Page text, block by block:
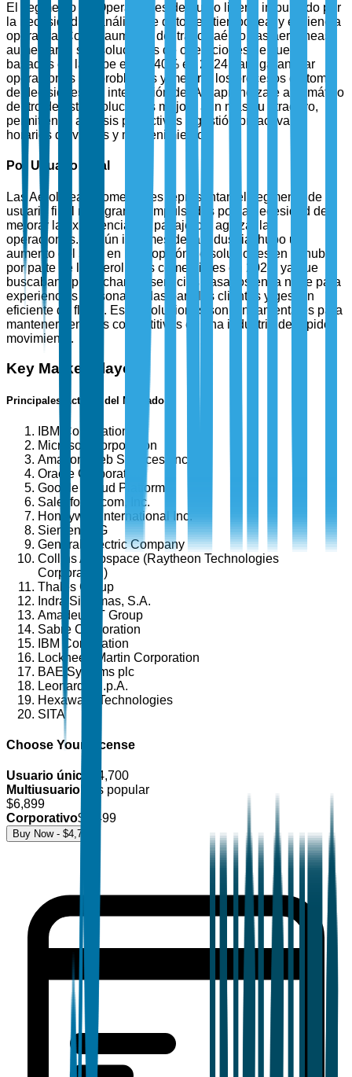
El segmento de Operaciones de Vuelo lidera, impulsado por
la necesidad de análisis de datos en tiempo real y eficiencia
operativa. Con el aumento del tráfico aéreo, las aerolíneas
aumentaron sus soluciones de operaciones de vuelo
basadas en la nube en un 40% en 2024 para garantizar
operaciones sin problemas y mejorar los procesos de toma
de decisiones. La integración de IA y aprendizaje automático
dentro de estas soluciones mejora aún más su atractivo,
permitiendo análisis predictivos y gestión proactiva de
horarios de vuelos y mantenimiento.
Por Usuario Final
Las Aerolíneas Comerciales representan el segmento de
usuario final más grande, impulsadas por la necesidad de
mejorar la experiencia del pasajero y agilizar las
operaciones. Según informes de la industria, hubo un
aumento del 50% en la adopción de soluciones en la nube
por parte de las aerolíneas comerciales en 2024, ya que
buscaban aprovechar los servicios basados en la nube para
experiencias personalizadas para los clientes y gestión
eficiente de flotas. Estas soluciones son fundamentales para
mantener ventajas competitivas en una industria de rápido
movimiento.
Key Market Players
Principales Actores del Mercado
IBM Corporation
Microsoft Corporation
Amazon Web Services, Inc.
Oracle Corporation
Google Cloud Platform
Salesforce.com, Inc.
Honeywell International Inc.
Siemens AG
General Electric Company
Collins Aerospace (Raytheon Technologies
Corporation)
Thales Group
Indra Sistemas, S.A.
Amadeus IT Group
Sabre Corporation
IBM Corporation
Lockheed Martin Corporation
BAE Systems plc
Leonardo S.p.A.
Hexaware Technologies
SITA
Choose Your License
Usuario único
4,700
Multiusuario Más popular
$6,899
Corporativo$ 8,499
Buy Now - $4,700